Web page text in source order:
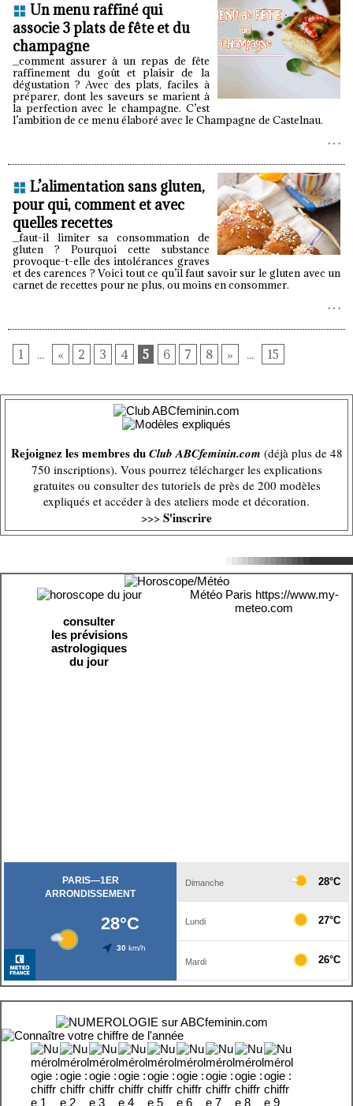
Un menu raffiné qui
associe 3 plats de fête et du
champagne
_comment assurer à un repas de fête
raffinement du goût et plaisir de la
dégustation ? Avec des plats, faciles à
préparer, dont les saveurs se marient à
la perfection avec le champagne. C’est
l’ambition de ce menu élaboré avec le Champagne de Castelnau.
L’alimentation sans gluten,
pour qui, comment et avec
quelles recettes
_faut-il limiter sa consommation de
gluten ? Pourquoi cette substance
provoque-t-elle des intolérances graves
et des carences ? Voici tout ce qu’il faut savoir sur le gluten avec un
carnet de recettes pour ne plus, ou moins en consommer.
1 ... « 2 3 4 5 6 7 8 » ... 15
Rejoignez les membres duClub ABCfeminin.com (déjà plus de 48
750 inscriptions). Vous pourrez télécharger les explications
gratuites ou consulter des tutoriels de près de 200 modèles
expliqués et accéder à des ateliers mode et décoration.
>>> S'inscrire
consulter
les prévisions
astrologiques
du jour
Météo Paris https://www.my-
meteo.com